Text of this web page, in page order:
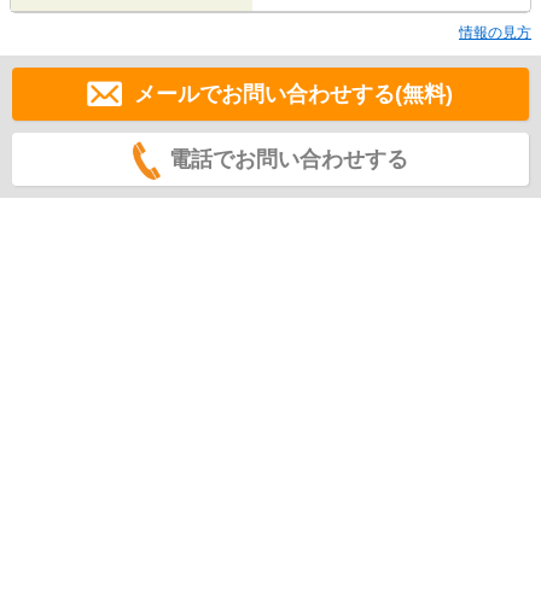
情報の見方
メールでお問い合わせする(無料)
電話でお問い合わせする